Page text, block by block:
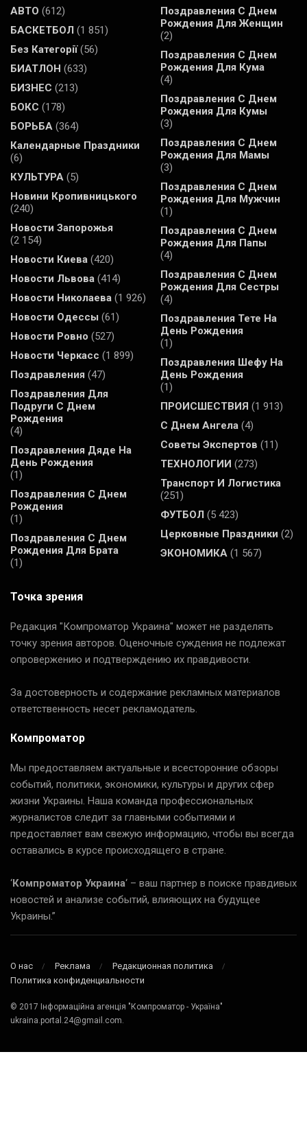
АВТО (612)
БАСКЕТБОЛ (1 851)
Без Категорії(56)
БИАТЛОН (633)
БИЗНЕС (213)
БОКС (178)
БОРЬБА (364)
Календарные Праздники
(6)
КУЛЬТУРА (5)
Новини Кропивницького
(240)
Новости Запорожья
(2 154)
Новости Киева (420)
Новости Львова (414)
Новости Николаева (1 926)
Новости Одессы (61)
Новости Ровно (527)
Новости Черкасс (1 899)
Поздравления (47)
Поздравления Для
Подруги С Днем
Рождения
(4)
Поздравления Дяде На
День Рождения
(1)
Поздравления С Днем
Рождения
(1)
Поздравления С Днем
Рождения Для Брата
(1)
Поздравления С Днем
Рождения Для Женщин
(2)
Поздравления С Днем
Рождения Для Кума
(4)
Поздравления С Днем
Рождения Для Кумы
(3)
Поздравления С Днем
Рождения Для Мамы
(3)
Поздравления С Днем
Рождения Для Мужчин
(1)
Поздравления С Днем
Рождения Для Папы
(4)
Поздравления С Днем
Рождения Для Сестры
(4)
Поздравления Тете На
День Рождения
(1)
Поздравления Шефу На
День Рождения
(1)
ПРОИСШЕСТВИЯ (1 913)
С Днем Ангела (4)
Советы Экспертов (11)
ТЕХНОЛОГИИ (273)
Транспорт И Логистика
(251)
ФУТБОЛ (5 423)
Церковные Праздники (2)
ЭКОНОМИКА (1 567)
Точка зрения
Редакция "Компроматор Украина" может не разделять
точку зрения авторов. Оценочные суждения не подлежат
опровержению и подтверждению их правдивости.
За достоверность и содержание рекламных материалов
ответственность несет рекламодатель.
Компроматор
Мы предоставляем актуальные и всесторонние обзоры
событий, политики, экономики, культуры и других сфер
жизни Украины. Наша команда профессиональных
журналистов следит за главными событиями и
предоставляет вам свежую информацию, чтобы вы всегда
оставались в курсе происходящего в стране.
‘Компроматор Украина‘ – ваш партнер в поиске правдивых
новостей и анализе событий, влияющих на будущее
Украины.”
О нас Реклама
Редакционная политика
Политика конфиденциальности
© 2017 Інформаційна агенція "Компроматор - Україна"
ukraina.portal.24@gmail.com.